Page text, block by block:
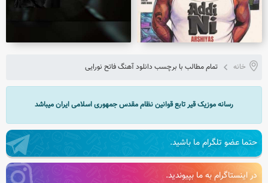
خانه تمام مطالب با برچسب دانلود آهنگ فاتح نورایی
رسانه موزیک قیر تابع قوانین نظام مقدس جمهوری اسلامی ایران میباشد
حتما عضو تلگرام ما باشید.
در اینستاگرام به ما بپیوندید.